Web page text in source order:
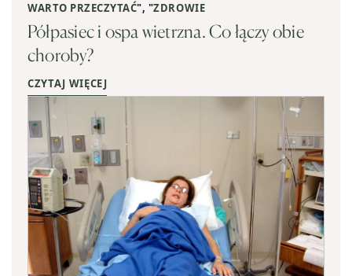
WARTO PRZECZYTAĆ", "ZDROWIE
Półpasiec i ospa wietrzna. Co łączy obie
choroby?
CZYTAJ WIĘCEJ